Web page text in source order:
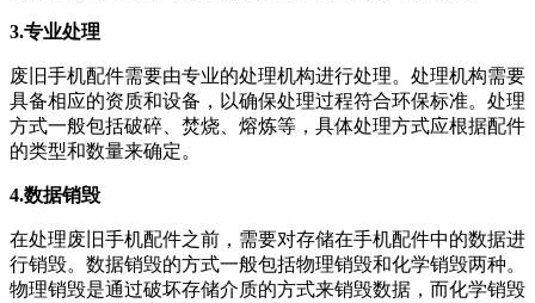
3.专业处理
废旧手机配件需要由专业的处理机构进行处理。处理机构需要
具备相应的资质和设备，以确保处理过程符合环保标准。处理
方式一般包括破碎、焚烧、熔炼等，具体处理方式应根据配件
的类型和数量来确定。
4.数据销毁
在处理废旧手机配件之前，需要对存储在手机配件中的数据进
行销毁。数据销毁的方式一般包括物理销毁和化学销毁两种。
物理销毁是通过破坏存储介质的方式来销毁数据，而化学销毁